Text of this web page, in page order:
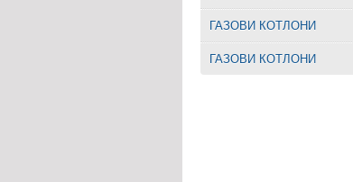
ГАЗОВИ КОТЛОНИ
ГАЗОВИ КОТЛОНИ